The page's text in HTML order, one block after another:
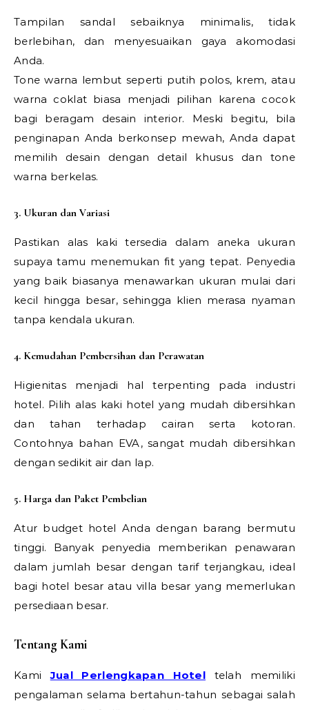
Tampilan sandal sebaiknya minimalis, tidak
berlebihan, dan menyesuaikan gaya akomodasi
Anda.
Tone warna lembut seperti putih polos, krem, atau
warna coklat biasa menjadi pilihan karena cocok
bagi beragam desain interior. Meski begitu, bila
penginapan Anda berkonsep mewah, Anda dapat
memilih desain dengan detail khusus dan tone
warna berkelas.
3. Ukuran dan Variasi
Pastikan alas kaki tersedia dalam aneka ukuran
supaya tamu menemukan fit yang tepat. Penyedia
yang baik biasanya menawarkan ukuran mulai dari
kecil hingga besar, sehingga klien merasa nyaman
tanpa kendala ukuran.
4. Kemudahan Pembersihan dan Perawatan
Higienitas menjadi hal terpenting pada industri
hotel. Pilih alas kaki hotel yang mudah dibersihkan
dan tahan terhadap cairan serta kotoran.
Contohnya bahan EVA, sangat mudah dibersihkan
dengan sedikit air dan lap.
5. Harga dan Paket Pembelian
Atur budget hotel Anda dengan barang bermutu
tinggi. Banyak penyedia memberikan penawaran
dalam jumlah besar dengan tarif terjangkau, ideal
bagi hotel besar atau villa besar yang memerlukan
persediaan besar.
Tentang Kami
KamiJual Perlengkapan Hotel telah memiliki
pengalaman selama bertahun-tahun sebagai salah